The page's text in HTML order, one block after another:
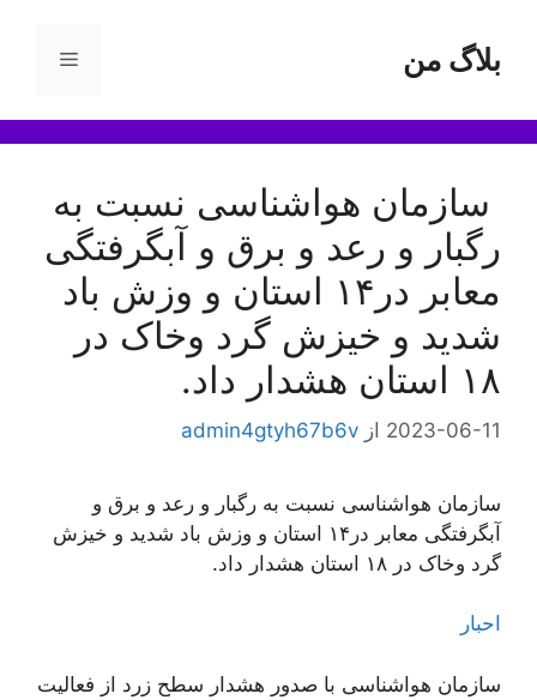
محتوابلاگ من فهرست
سازمان هواشناسی نسبت به
رگبار و رعد و برق و آبگرفتگی
معابر در۱۴ استان و وزش باد
شدید و خیزش گرد وخاک در
۱۸ استان هشدار داد.
2023-06-11 از admin4gtyh67b6v
سازمان هواشناسی نسبت به رگبار و رعد و برق و
آبگرفتگی معابر در۱۴ استان و وزش باد شدید و خیزش
گرد وخاک در ۱۸ استان هشدار داد.
احبار
سازمان هواشناسی با صدور هشدار سطح زرد از فعالیت